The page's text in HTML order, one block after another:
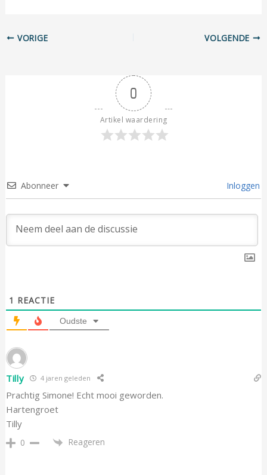
VORIGE VOLGENDE
0
Artikel waardering
Abonneer Inloggen
1 REACTIE
Oudste
Tilly 4 jaren geleden
Prachtig Simone! Echt mooi geworden.
Hartengroet
Tilly
0 Reageren